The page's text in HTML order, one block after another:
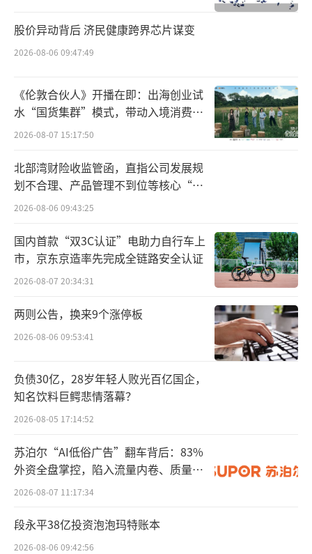
题。
消息人士称，改造公司的制造业务是陈立
武的核心要务之一，该业务曾只为英特尔制造
芯片，但现在已重新调整为英伟达等外部客户
陈立武是英特尔7年来第四任CEO，也是英
特尔历史上第一位华人CEO。而随着陈立武就
任，美国四大芯片巨头掌舵者均为华人。
目前风头正盛的英伟达由黄仁勋等人于199
3年创立，2020年7月，英伟达首次在市值上超
越英特尔，成为美国市值最高的芯片厂商，它
也是首家市值达到1万亿美元的芯片企业。黄仁
勋是美籍华人，1963年2月17日出生于中国台
湾省台南市，目前担任英伟达公司创始人兼首
席执行官。今年年初，黄仁勋开启中国行，访
问了深圳、台北、北京和上海等多个主要城
市。
另一位知名的芯片巨头掌舵者是华人女性
——苏姿丰。苏姿丰1969年11月7日出生于中国
台湾省台南市，是美籍华裔半导体芯片专家，
美国超威半导体公司（AMD）董事长兼首席执
行官。
股价异动背后 济民健康跨界芯片谋变
2026-08-06 09:47:49
《伦敦合伙人》开播在即：出海创业试
水“国货集群”模式，带动入境消费反
向种草
2026-08-07 15:17:50
北部湾财险收监管函，直指公司发展规
划不合理、产品管理不到位等核心“痛
点”
2026-08-06 09:43:25
国内首款“双3C认证”电助力自行车上
市，京东京造率先完成全链路安全认证
2026-08-07 20:34:31
两则公告，换来9个涨停板
2026-08-06 09:53:41
负债30亿，28岁年轻人败光百亿国企，
知名饮料巨鳄悲情落幕？
2026-08-05 17:14:52
苏泊尔“AI低俗广告”翻车背后：83%
外资全盘掌控，陷入流量内卷、质量频
发的负循环
2026-08-07 11:17:34
段永平38亿投资泡泡玛特账本
2026-08-06 09:42:56